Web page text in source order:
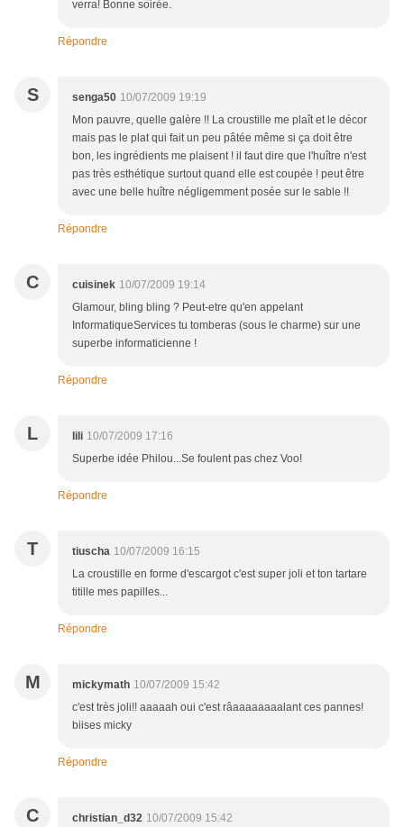
verra! Bonne soirée.
Répondre
S senga50 10/07/2009 19:19
Mon pauvre, quelle galère !! La croustille me plaît et le décor
mais pas le plat qui fait un peu pâtée même si ça doit être
bon, les ingrédients me plaisent ! il faut dire que l'huître n'est
pas très esthétique surtout quand elle est coupée ! peut être
avec une belle huître négligemment posée sur le sable !!
Répondre
C cuisinek 10/07/2009 19:14
Glamour, bling bling ? Peut-etre qu'en appelant
InformatiqueServices tu tomberas (sous le charme) sur une
superbe informaticienne !
Répondre
L lili 10/07/2009 17:16
Superbe idée Philou...Se foulent pas chez Voo!
Répondre
T tiuscha 10/07/2009 16:15
La croustille en forme d'escargot c'est super joli et ton tartare
titille mes papilles...
Répondre
M mickymath 10/07/2009 15:42
c'est très joli!! aaaaah oui c'est râaaaaaaaalant ces pannes!
biises micky
Répondre
C christian_d32 10/07/2009 15:42